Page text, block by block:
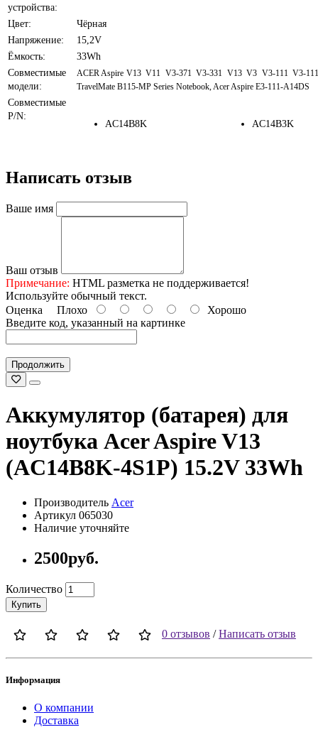
устройства:
Цвет:
Чёрная
Напряжение:
15,2V
Ёмкость:
33Wh
Совместимые
модели:
ACER Aspire V13 V11 V3-371 V3-331 V13 V3 V3-111 V3-
TravelMate B115-MP Series Notebook, Acer Aspire E3-111-A14DS
Совместимые
P/N:
AC14B8K AC14B3K
Написать отзыв
Ваше имя
Ваш отзыв
Примечание: HTML разметка не поддерживается!
Используйте обычный текст.
Оценка Плохо
Хорошо
Введите код, указанный на картинке
Продолжить
Аккумулятор (батарея) для
ноутбука Acer Aspire V13
(AC14B8K-4S1P) 15.2V 33Wh
Производитель Acer
Артикул 065030
Наличие уточняйте
2500руб.
Количество
Купить
0 отзывов /Написать отзыв
Информация
О компании
Доставка